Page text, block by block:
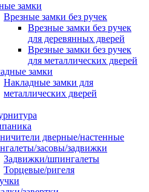
замки
Врезные замки без ручек
Врезные замки без ручек
для деревянных дверей
Врезные замки без ручек
для металлических дверей
замки
Накладные замки для
металлических дверей
дверные/настенные
засовы/задвижки
Задвижки/шпингалеты
Торцевые/ригеля